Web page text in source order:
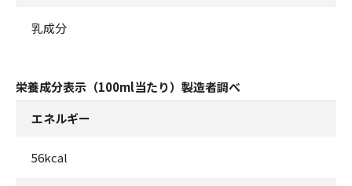
乳成分
栄養成分表示（100ml当たり）製造者調べ
エネルギー
56kcal